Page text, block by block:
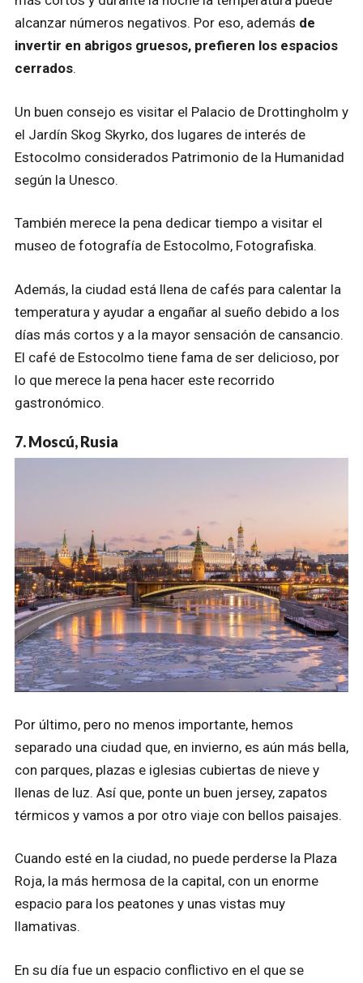
alcanzar números negativos. Por eso, además de
invertir en abrigos gruesos, prefieren los espacios
cerrados.
Un buen consejo es visitar el Palacio de Drottingholm y
el Jardín Skog Skyrko, dos lugares de interés de
Estocolmo considerados Patrimonio de la Humanidad
según la Unesco.
También merece la pena dedicar tiempo a visitar el
museo de fotografía de Estocolmo, Fotografiska.
Además, la ciudad está llena de cafés para calentar la
temperatura y ayudar a engañar al sueño debido a los
días más cortos y a la mayor sensación de cansancio.
El café de Estocolmo tiene fama de ser delicioso, por
lo que merece la pena hacer este recorrido
gastronómico.
7. Moscú, Rusia
Por último, pero no menos importante, hemos
separado una ciudad que, en invierno, es aún más bella,
con parques, plazas e iglesias cubiertas de nieve y
llenas de luz. Así que, ponte un buen jersey, zapatos
térmicos y vamos a por otro viaje con bellos paisajes.
Cuando esté en la ciudad, no puede perderse la Plaza
Roja, la más hermosa de la capital, con un enorme
espacio para los peatones y unas vistas muy
llamativas.
En su día fue un espacio conflictivo en el que se